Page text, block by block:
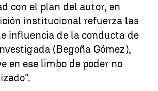
con el plan del autor, en
institucional refuerza las
influencia de la conducta de
(Begoña Gómez),
en ese limbo de poder no